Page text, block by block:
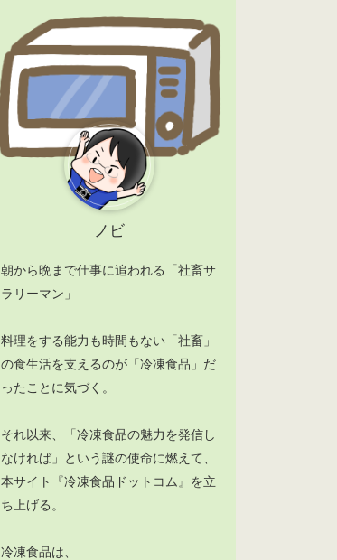
ノビ
朝から晩まで仕事に追われる「社畜サ
ラリーマン」
料理をする能力も時間もない「社畜」
の食生活を支えるのが「冷凍食品」だ
ったことに気づく。
それ以来、「冷凍食品の魅力を発信し
なければ」という謎の使命に燃えて、
本サイト『冷凍食品ドットコム』を立
ち上げる。
冷凍食品は、